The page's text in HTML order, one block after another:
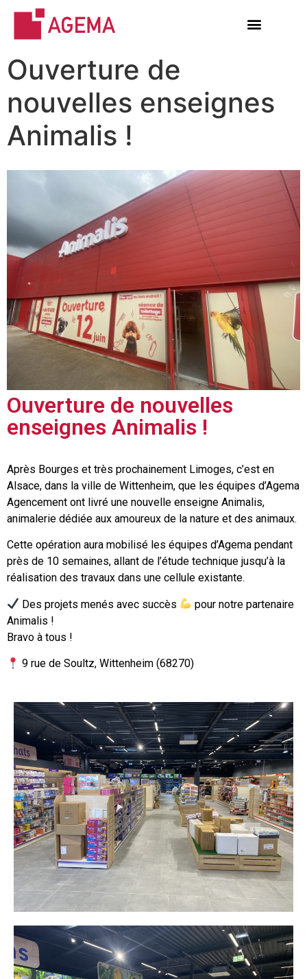
Ouverture de
nouvelles enseignes
Animalis !
Ouverture de nouvelles
enseignes Animalis !
Après Bourges et très prochainement Limoges, c’est en
Alsace, dans la ville de Wittenheim, que les équipes d’Agema
Agencement ont livré une nouvelle enseigne Animalis,
animalerie dédiée aux amoureux de la nature et des animaux.
Cette opération aura mobilisé les équipes d’Agema pendant
près de 10 semaines, allant de l’étude technique jusqu’à la
réalisation des travaux dans une cellule existante.
Des projets menés avec succès
pour notre partenaire
Animalis !
Bravo à tous !
9 rue de Soultz, Wittenheim (68270)